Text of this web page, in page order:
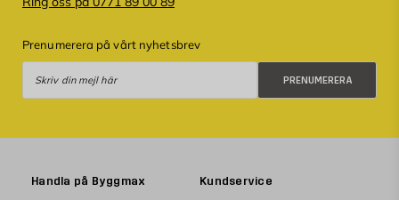
Prenumerera på vårt nyhetsbrev
PRENUMERERA
Handla på Byggmax Kundservice